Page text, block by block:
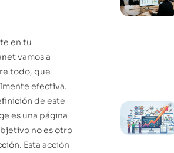
en tu
vamos a
todo, que
efectiva.
de este
es una página
no es otro
. Esta acción